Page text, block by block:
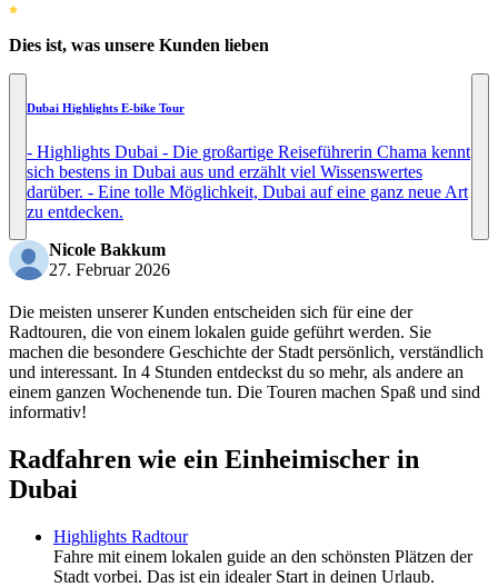
Dies ist, was unsere Kunden lieben
Dubai Highlights E-bike Tour
- Highlights Dubai - Die großartige Reiseführerin Chama kennt
sich bestens in Dubai aus und erzählt viel Wissenswertes
darüber. - Eine tolle Möglichkeit, Dubai auf eine ganz neue Art
zu entdecken.
Nicole Bakkum
27. Februar 2026
Die meisten unserer Kunden entscheiden sich für eine der
Radtouren, die von einem lokalen guide geführt werden. Sie
machen die besondere Geschichte der Stadt persönlich, verständlich
und interessant. In 4 Stunden entdeckst du so mehr, als andere an
einem ganzen Wochenende tun. Die Touren machen Spaß und sind
informativ!
Radfahren wie ein Einheimischer in
Dubai
Highlights Radtour
Fahre mit einem lokalen guide an den schönsten Plätzen der
Stadt vorbei. Das ist ein idealer Start in deinen Urlaub.